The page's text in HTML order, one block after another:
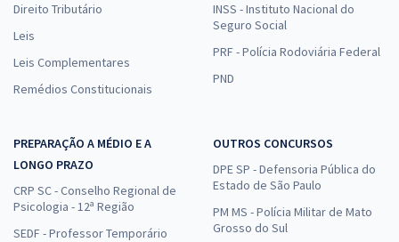
Direito Tributário
Leis
Leis Complementares
Remédios Constitucionais
INSS - Instituto Nacional do
Seguro Social
PRF - Polícia Rodoviária Federal
PND
PREPARAÇÃO A MÉDIO E A
LONGO PRAZO
CRP SC - Conselho Regional de
Psicologia - 12ª Região
SEDF - Professor Temporário
OUTROS CONCURSOS
DPE SP - Defensoria Pública do
Estado de São Paulo
PM MS - Polícia Militar de Mato
Grosso do Sul